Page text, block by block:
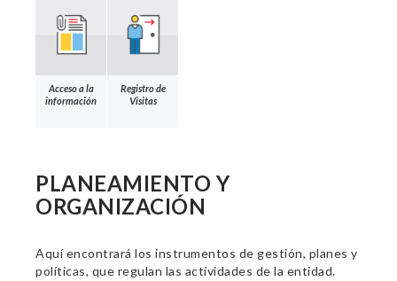
Acceso a la
información
Registro de
Visitas
PLANEAMIENTO Y
ORGANIZACIÓN
Aquí encontrará los instrumentos de gestión, planes y
políticas, que regulan las actividades de la entidad.